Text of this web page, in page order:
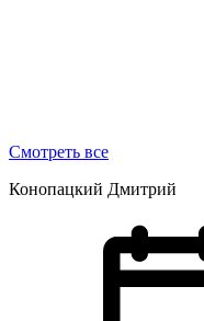
Смотреть все
Конопацкий Дмитрий